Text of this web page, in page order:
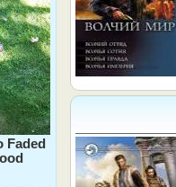
Faded